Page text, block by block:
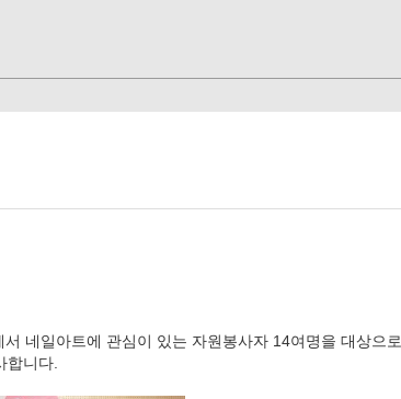
네일아트에 관심이 있는 자원봉사자 14여명을 대상으로
합니다.